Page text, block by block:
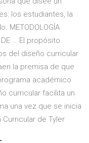
los estudiantes, la
METODOLOGÍA
DE … El propósito
del diseño curricular
la premisa de que
académico
curricular facilita un
una vez que se inicia
de Tyler